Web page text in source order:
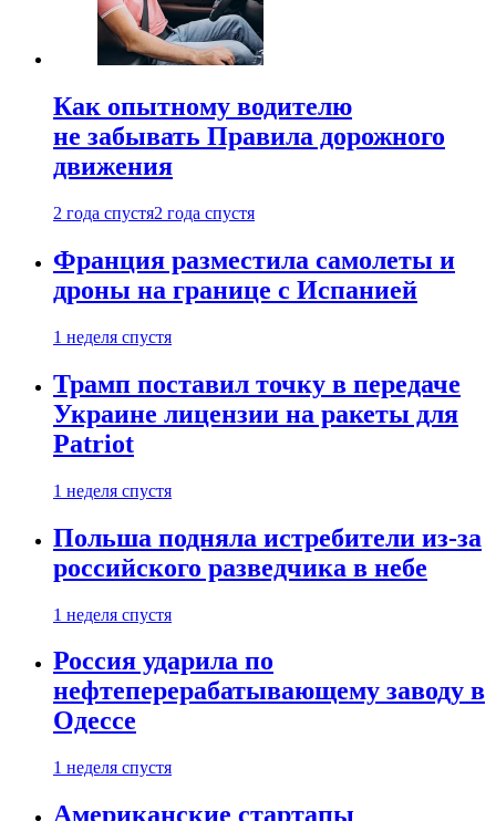
Как опытному водителю
не забывать Правила дорожного
движения
2 года спустя2 года спустя
Франция разместила самолеты и
дроны на границе с Испанией
1 неделя спустя
Трамп поставил точку в передаче
Украине лицензии на ракеты для
Patriot
1 неделя спустя
Польша подняла истребители из-за
российского разведчика в небе
1 неделя спустя
Россия ударила по
нефтеперерабатывающему заводу в
Одессе
1 неделя спустя
Американские стартапы